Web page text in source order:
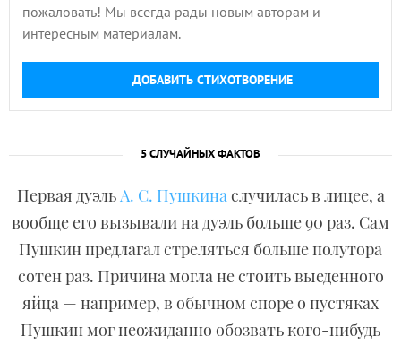
пожаловать! Мы всегда рады новым авторам и
интересным материалам.
ДОБАВИТЬ СТИХОТВОРЕНИЕ
5 СЛУЧАЙНЫХ ФАКТОВ
Первая дуэльА. С. Пушкинаслучилась в лицее, а
вообще его вызывали на дуэль больше 90 раз. Сам
Пушкин предлагал стреляться больше полутора
сотен раз. Причина могла не стоить выеденного
яйца — например, в обычном споре о пустяках
Пушкин мог неожиданно обозвать кого-нибудь